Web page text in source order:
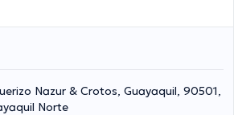
Nazur & Crotos, Guayaquil, 90501,
Norte